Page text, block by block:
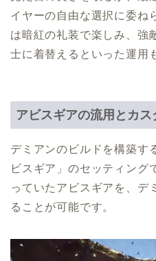
イヤーの自由な選択に委ね
は暗紅の礼装で楽しみ、強
士に着替えるといった運用
アビスギアの流用とカ
デミアンのビルドを構築す
ビスギア」のセッティング
っていたアビスギアを、デ
ることが可能です。